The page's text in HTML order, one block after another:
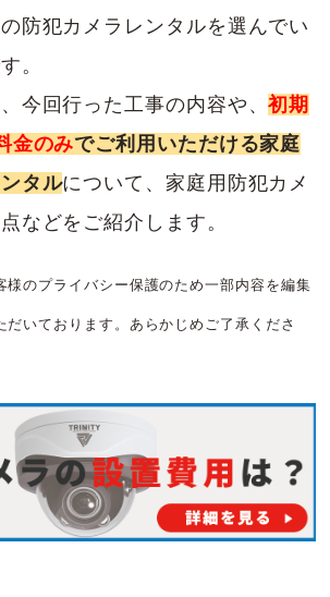
防犯カメラレンタルを選んでい
。
今回行った工事の内容や、初期
金のみでご利用いただける家庭
タルについて、家庭用防犯カメ
などをご紹介します。
のプライバシー保護のため一部内容を編集
だいております。あらかじめご了承くださ